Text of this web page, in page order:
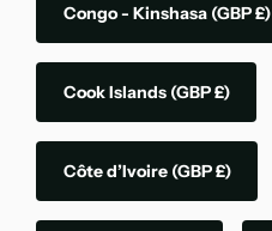
Congo - Kinshasa (GBP £)
Cook Islands (GBP £)
Côte d’Ivoire (GBP £)